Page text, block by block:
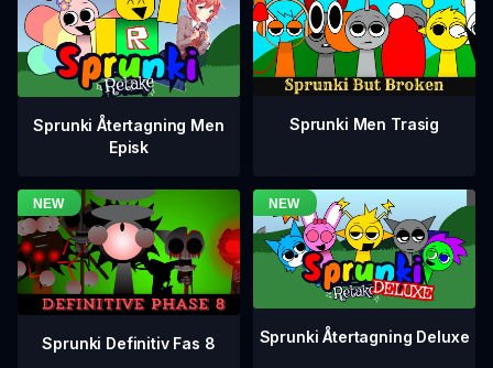
Sprunki Återtagning Men
Episk
Sprunki Men Trasig
Sprunki Definitiv Fas 8 Sprunki Återtagning Deluxe